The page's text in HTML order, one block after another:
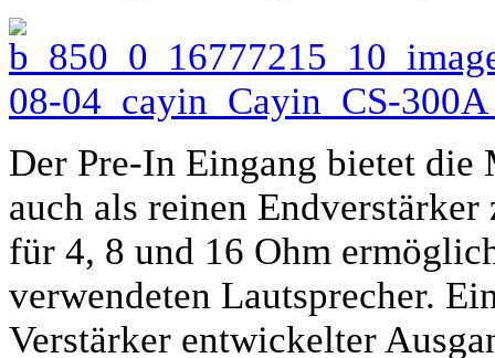
Der Pre-In Eingang bietet
auch als reinen
für 4, 8 und 16 Ohm
verwendeten Lautsprecher.
Verstärker entwickelter